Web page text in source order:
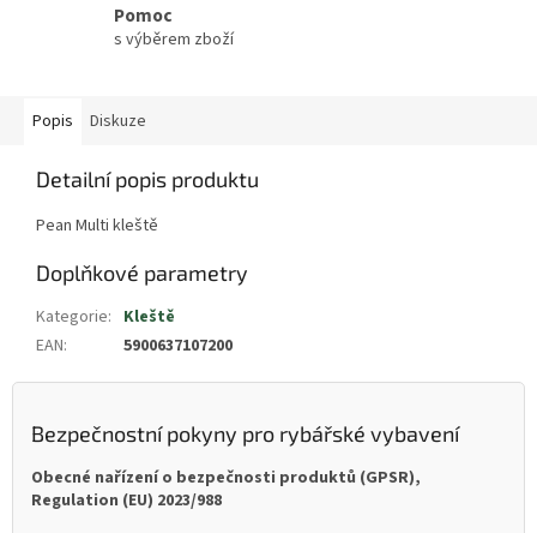
Pomoc
s výběrem zboží
Popis Diskuze
Detailní popis produktu
Pean Multi kleště
Doplňkové parametry
Kategorie: Kleště
EAN: 5900637107200
Bezpečnostní pokyny pro rybářské vybavení
Obecné nařízení o bezpečnosti produktů (GPSR),
Regulation (EU) 2023/988